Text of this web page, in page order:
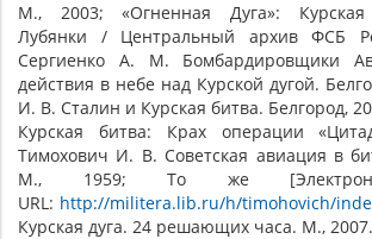
М., 2003; «Огненная Дуга»:
Лубянки / Центральный архив ФСБ
Сергиенко А. М. Бомбардировщики
действия в небе над Курской дугой.
И. В. Сталин и Курская битва. Белгород,
Курская битва: Крах операции
Тимохович И. В. Советская авиация в
М., 1959; То же
URL: http://militera.lib.ru/h/timohovich/
Курская дуга. 24 решающих часа. М., 2007.